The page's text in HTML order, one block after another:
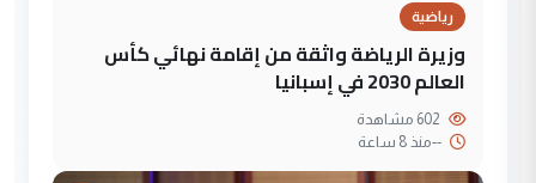
رياضية
وزيرة الرياضة واثقة من إقامة نهائي كأس
العالم 2030 في إسبانيا
--منذ 8 ساعة